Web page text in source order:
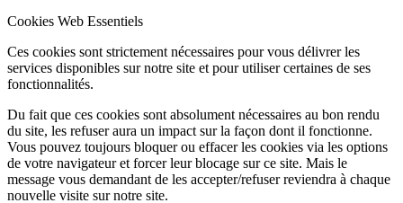
Cookies Web Essentiels
Ces cookies sont strictement nécessaires pour vous délivrer les
services disponibles sur notre site et pour utiliser certaines de ses
fonctionnalités.
Du fait que ces cookies sont absolument nécessaires au bon rendu
du site, les refuser aura un impact sur la façon dont il fonctionne.
Vous pouvez toujours bloquer ou effacer les cookies via les options
de votre navigateur et forcer leur blocage sur ce site. Mais le
message vous demandant de les accepter/refuser reviendra à chaque
nouvelle visite sur notre site.